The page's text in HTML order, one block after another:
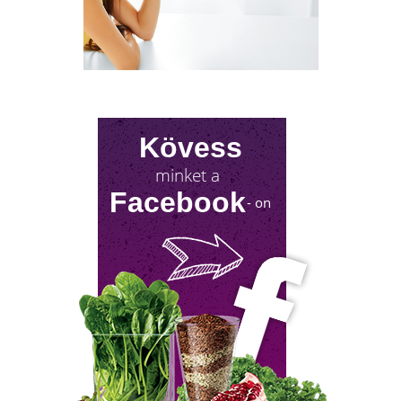
FÉRFI VÁLTOZÓKOR - A
LEHETŐSÉGET LÁSD MEG
Sokan gondolják, hogy a változókor csak a
nőket érinti. Valójában a férfiaknál is
jelentkezik a tesztoszteronszint fokozatos
csökkenése, amit andropauzának vagy
férfiklimaxnak nevezünk. Honnan tudod,
elért téged is? Hogyan tudod megállítani?
Milyen lehetőségeket rejt? Olvass tovább!
Kövess
minket a
Facebook- on